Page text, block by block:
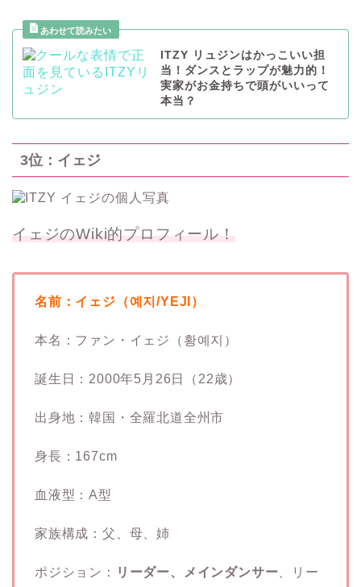
ITZY リュジンはかっこいい担
当！ダンスとラップが魅力的！
実家がお金持ちで頭がいいって
本当？
3位：イェジ
イェジのWiki的プロフィール！
名前：イェジ（예지/YEJI）
本名：ファン・イェジ（황예지）
誕生日：2000年5月26日（22歳）
出身地：韓国・全羅北道全州市
身長：167cm
血液型：A型
家族構成：父、母、姉
ポジション： リーダー、メインダンサー 、リー